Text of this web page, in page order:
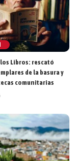
Libros: rescató
de la basura y
comunitarias